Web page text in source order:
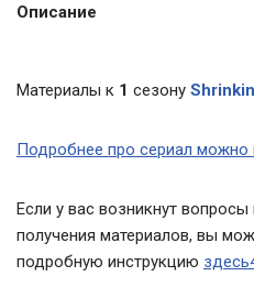
Описание
Материалы к 1 сезону
Подробнее про сериал можно
Если у вас возникнут
получения материалов, вы
подробную инструкцию